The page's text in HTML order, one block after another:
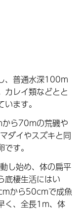
、普通水深100m
レイ類などとと
ます。
ら70mの荒磯や
ダイやスズキと同
す。
し始め、体の扁平
底棲生活にはい
から50cmで成魚
く、全長1m、体